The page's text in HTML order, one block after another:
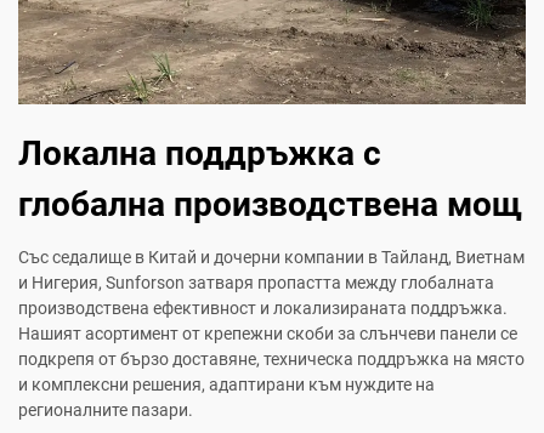
Локална поддръжка с
глобална производствена мощ
Със седалище в Китай и дочерни компании в Тайланд, Виетнам
и Нигерия, Sunforson затваря пропастта между глобалната
производствена ефективност и локализираната поддръжка.
Нашият асортимент от крепежни скоби за слънчеви панели се
подкрепя от бързо доставяне, техническа поддръжка на място
и комплексни решения, адаптирани към нуждите на
регионалните пазари.